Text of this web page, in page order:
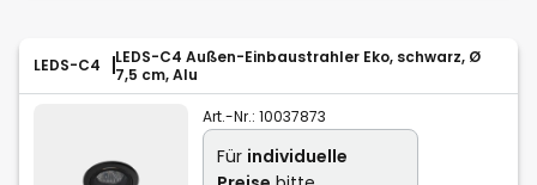
LEDS-C4
LEDS-C4 Außen-Einbaustrahler Eko, schwarz, Ø
7,5 cm, Alu
Art.-Nr.: 10037873
Für individuelle